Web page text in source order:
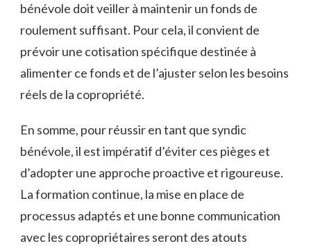
bénévole doit veiller à maintenir un fonds de
roulement suffisant. Pour cela, il convient de
prévoir une cotisation spécifique destinée à
alimenter ce fonds et de l’ajuster selon les besoins
réels de la copropriété.
En somme, pour réussir en tant que syndic
bénévole, il est impératif d’éviter ces pièges et
d’adopter une approche proactive et rigoureuse.
La formation continue, la mise en place de
processus adaptés et une bonne communication
avec les copropriétaires seront des atouts